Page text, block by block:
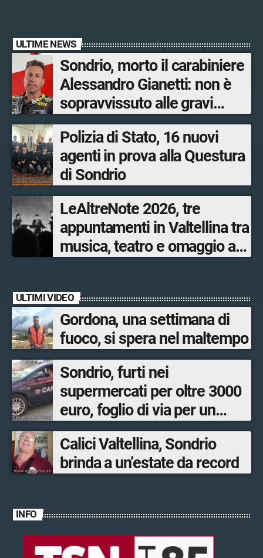
ULTIME NEWS
Sondrio, morto il carabiniere
Alessandro Gianetti: non è
sopravvissuto alle gravi
ustioni
Polizia di Stato, 16 nuovi
agenti in prova alla Questura
di Sondrio
LeAltreNote 2026, tre
appuntamenti in Valtellina tra
musica, teatro e omaggio a
ULTIMI VIDEO
Gordona, una settimana di
fuoco, si spera nel maltempo
Sondrio, furti nei
supermercati per oltre 3000
euro, foglio di via per un
ventinovenne
Calici Valtellina, Sondrio
brinda a un’estate da record
INFO